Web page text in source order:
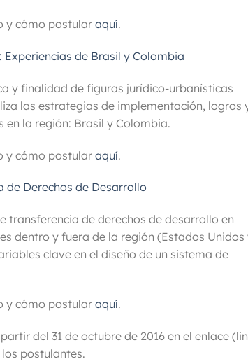
y cómo postularaquí.
de Brasil y Colombia
y finalidad de figuras jurídico-urbanísticas
las estrategias de implementación, logros
la región: Brasil y Colombia.
y cómo postularaquí.
de Derechos de Desarrollo
transferencia de derechos de desarrollo en
dentro y fuera de la región (Estados Unidos
clave en el diseño de un sistema de
y cómo postularaquí.
del 31 de octubre de 2016 en el enlace
postulantes.